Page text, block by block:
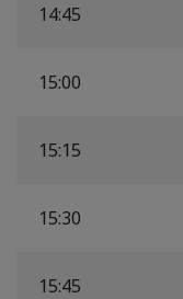
14:45
15:00
15:15
15:30
15:45